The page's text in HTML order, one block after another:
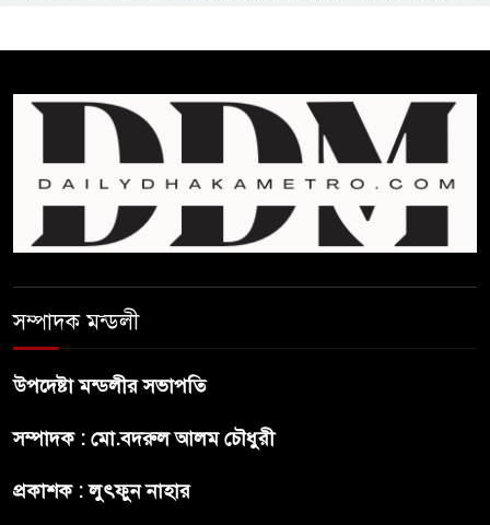
পুড়ে নওগাঁরই ১০ জনের মৃত্যু
রাষ্ট্রপতি নির্বাচন ও বৈশ্বিক চ্যালেঞ্জ
মোকাবেলা
সম্পাদক মন্ডলী
উপদেষ্টা মন্ডলীর সভাপতি
সম্পাদক : মো.বদরুল আলম চৌধুরী
প্রকাশক : লুৎফুন নাহার